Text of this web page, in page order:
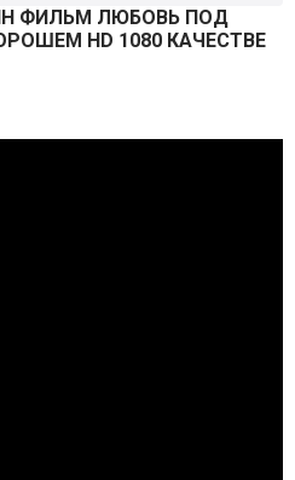
ФИЛЬМ ЛЮБОВЬ ПОД
HD 1080 КАЧЕСТВЕ